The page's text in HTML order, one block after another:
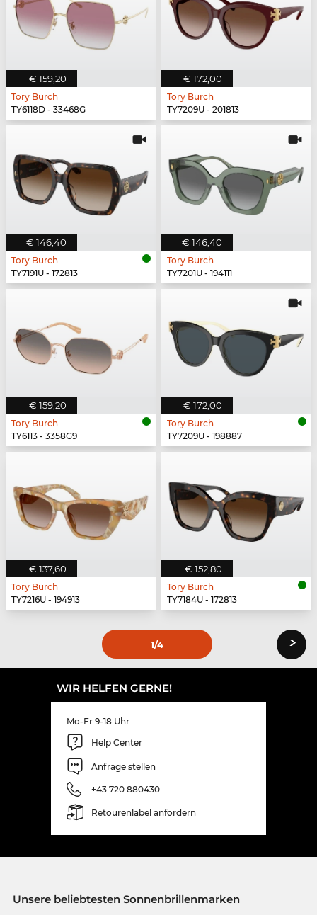
€ 159,20
Tory Burch
TY6118D - 33468G
€ 172,00
Tory Burch
TY7209U - 201813
€ 146,40
Tory Burch
TY7191U - 172813
€ 146,40
Tory Burch
TY7201U - 194111
€ 159,20
Tory Burch
TY6113 - 3358G9
€ 172,00
Tory Burch
TY7209U - 198887
€ 137,60
Tory Burch
TY7216U - 194913
€ 152,80
Tory Burch
TY7184U - 172813
1/4 ›
WIR HELFEN GERNE!
Mo-Fr 9-18 Uhr
Help Center
Anfrage stellen
+43 720 880430
Retourenlabel anfordern
Unsere beliebtesten Sonnenbrillenmarken